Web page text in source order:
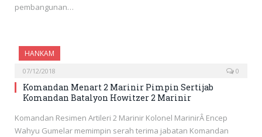
pembangunan…
HANKAM
07/12/2018 0
Komandan Menart 2 Marinir Pimpin Sertijab
Komandan Batalyon Howitzer 2 Marinir
Komandan Resimen Artileri 2 Marinir Kolonel MarinirÂ Encep
Wahyu Gumelar memimpin serah terima jabatan Komandan